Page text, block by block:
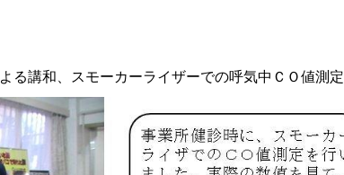
る講和、スモーカーライザーでの呼気中ＣＯ値測定